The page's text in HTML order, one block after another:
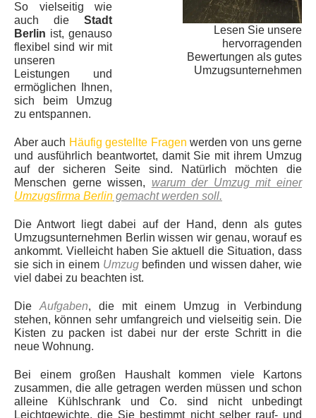
Lesen Sie unsere
hervorragenden
Bewertungen als gutes
Umzugsunternehmen
So vielseitig wie
auch die Stadt
Berlin ist, genauso
flexibel sind wir mit
unseren
Leistungen und
ermöglichen Ihnen,
sich beim Umzug
zu entspannen.
Aber auch Häufig gestellte Fragen werden von uns gerne
und ausführlich beantwortet, damit Sie mit ihrem Umzug
auf der sicheren Seite sind. Natürlich möchten die
Menschen gerne wissen, warum der Umzug mit einer
Umzugsfirma Berlin gemacht werden soll.
Die Antwort liegt dabei auf der Hand, denn als gutes
Umzugsunternehmen Berlin wissen wir genau, worauf es
ankommt. Vielleicht haben Sie aktuell die Situation, dass
sie sich in einem Umzugbefinden und wissen daher, wie
viel dabei zu beachten ist.
Die Aufgaben, die mit einem Umzug in Verbindung
stehen, können sehr umfangreich und vielseitig sein. Die
Kisten zu packen ist dabei nur der erste Schritt in die
neue Wohnung.
Bei einem großen Haushalt kommen viele Kartons
zusammen, die alle getragen werden müssen und schon
alleine Kühlschrank und Co. sind nicht unbedingt
Leichtgewichte, die Sie bestimmt nicht selber rauf- und